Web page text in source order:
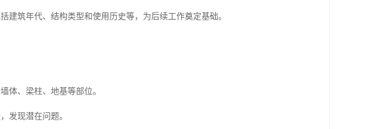
建筑年代、结构类型和使用历史等，为后续工作奠定基础。
体、梁柱、地基等部位。
发现潜在问题。